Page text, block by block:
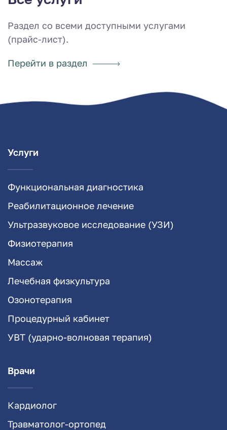
Раздел со всеми доступными услугами
(прайс-лист).
Перейти в раздел
Услуги
Функциональная диагностика
Реабилитационное лечение
Ультразвуковое исследование (УЗИ)
Физиотерапия
Массаж
Лечебная физкультура
Озонотерапия
Процедурный кабинет
УВТ (ударно-волновая терапия)
Врачи
Кардиолог
Травматолог-ортопед